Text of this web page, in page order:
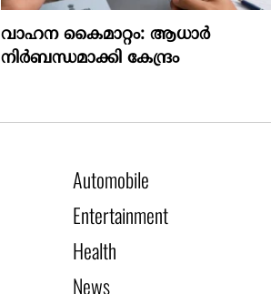
വാഹന കൈമാറ്റം: ആധാർ
നിർബന്ധമാക്കി കേന്ദ്രം
Automobile
Entertainment
Health
News